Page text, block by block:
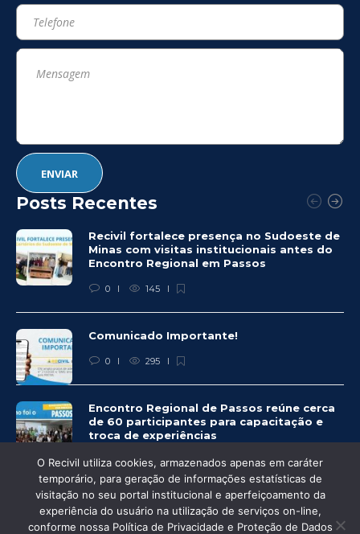
Posts Recentes
Recivil fortalece presença no Sudoeste de
Minas com visitas institucionais antes do
Encontro Regional em Passos
0 145
Comunicado Importante!
0 295
Encontro Regional de Passos reúne cerca
de 60 participantes para capacitação e
troca de experiências
0 281
O Recivil utiliza cookies, armazenados apenas em caráter
temporário, para geração de informações estatísticas de
visitação no seu portal institucional e aperfeiçoamento da
experiência do usuário na utilização de serviços on-line,
conforme nossa Política de Privacidade e Proteção de Dados